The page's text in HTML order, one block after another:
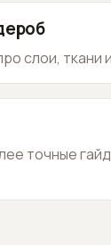
слои, ткани
точные